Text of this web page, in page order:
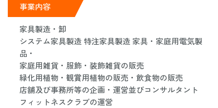
事業内容
家具製造・卸
システム家具製造 特注家具製造 家具・家庭用電気製
品・
家庭用雑貨・服飾・装飾雑貨の販売
緑化用植物・観賞用植物の販売・飲食物の販売
店舗及び事務所等の企画・運営並びコンサルタント
フィットネスクラブの運営